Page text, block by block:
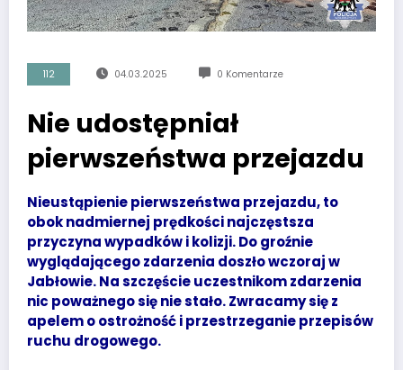
112 04.03.2025 0 Komentarze
Nie udostępniał
pierwszeństwa przejazdu
Nieustąpienie pierwszeństwa przejazdu, to
obok nadmiernej prędkości najczęstsza
przyczyna wypadków i kolizji. Do groźnie
wyglądającego zdarzenia doszło wczoraj w
Jabłowie. Na szczęście uczestnikom zdarzenia
nic poważnego się nie stało. Zwracamy się z
apelem o ostrożność i przestrzeganie przepisów
ruchu drogowego.